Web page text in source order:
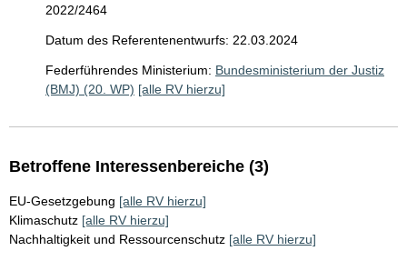
2022/2464
Datum des Referentenentwurfs: 22.03.2024
Federführendes Ministerium: Bundesministerium der Justiz
(BMJ) (20. WP) [alle RV hierzu]
Betroffene Interessenbereiche (3)
EU-Gesetzgebung [alle RV hierzu]
Klimaschutz [alle RV hierzu]
Nachhaltigkeit und Ressourcenschutz [alle RV hierzu]